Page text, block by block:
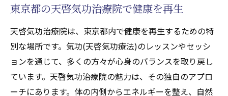
東京都の天啓気功治療院で健康を再生
天啓気功治療院は、東京都内で健康を再生するための特
別な場所です。気功(天啓気功療法)のレッスンやセッシ
ョンを通じて、多くの方々が心身のバランスを取り戻し
ています。天啓気功治療院の魅力は、その独自のアプロ
ーチにあります。体の内側からエネルギーを整え、自然